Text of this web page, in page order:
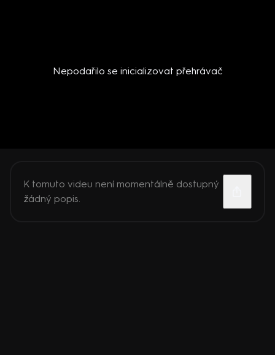
Nepodařilo se inicializovat přehrávač
K tomuto videu není momentálně dostupný
žádný popis.